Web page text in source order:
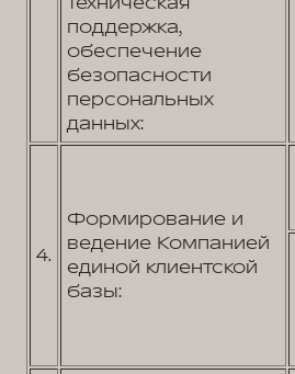
поддержка,
обеспечение
безопасности
персональных
данных:
4.
Формирование и
ведение Компанией
единой клиентской
базы: